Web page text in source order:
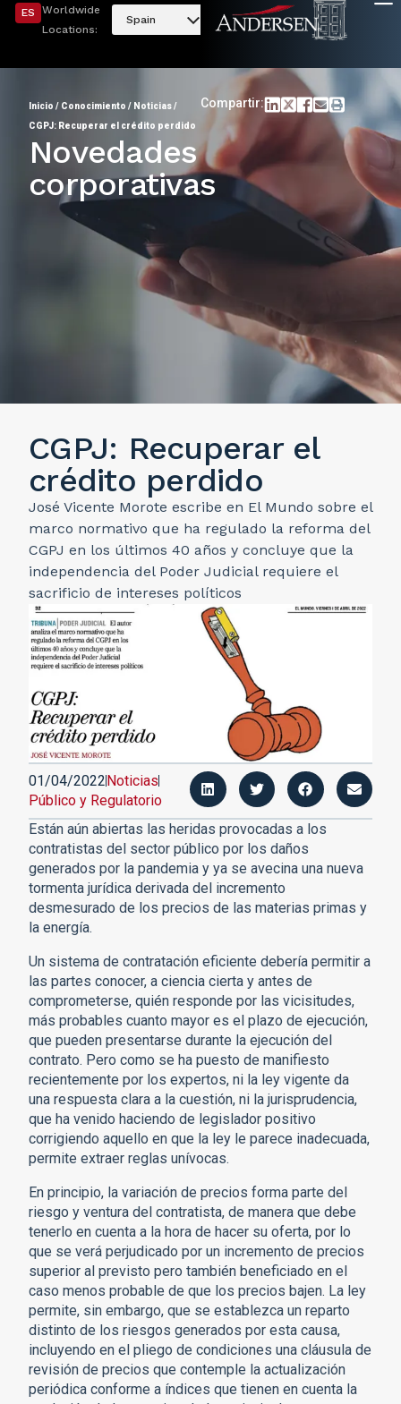
ES
Worldwide
Locations:
Spain
Inicio / Conocimiento / Noticias/
CGPJ: Recuperar el crédito perdido
Compartir:
Novedades
corporativas
CGPJ: Recuperar el
crédito perdido
José Vicente Morote escribe en El Mundo sobre el
marco normativo que ha regulado la reforma del
CGPJ en los últimos 40 años y concluye que la
independencia del Poder Judicial requiere el
sacrificio de intereses políticos
01/04/2022Noticias
Público y Regulatorio
Están aún abiertas las heridas provocadas a los
contratistas del sector público por los daños
generados por la pandemia y ya se avecina una nueva
tormenta jurídica derivada del incremento
desmesurado de los precios de las materias primas y
la energía.
Un sistema de contratación eficiente debería permitir a
las partes conocer, a ciencia cierta y antes de
comprometerse, quién responde por las vicisitudes,
más probables cuanto mayor es el plazo de ejecución,
que pueden presentarse durante la ejecución del
contrato. Pero como se ha puesto de manifiesto
recientemente por los expertos, ni la ley vigente da
una respuesta clara a la cuestión, ni la jurisprudencia,
que ha venido haciendo de legislador positivo
corrigiendo aquello en que la ley le parece inadecuada,
permite extraer reglas unívocas.
En principio, la variación de precios forma parte del
riesgo y ventura del contratista, de manera que debe
tenerlo en cuenta a la hora de hacer su oferta, por lo
que se verá perjudicado por un incremento de precios
superior al previsto pero también beneficiado en el
caso menos probable de que los precios bajen. La ley
permite, sin embargo, que se establezca un reparto
distinto de los riesgos generados por esta causa,
incluyendo en el pliego de condiciones una cláusula de
revisión de precios que contemple la actualización
periódica conforme a índices que tienen en cuenta la